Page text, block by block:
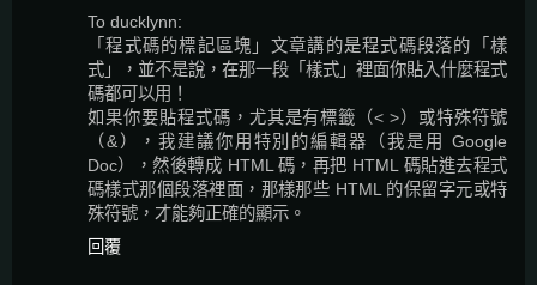
To ducklynn:
「程式碼的標記區塊」文章講的是程式碼段落的「樣
式」，並不是說，在那一段「樣式」裡面你貼入什麼程式
碼都可以用！
如果你要貼程式碼，尤其是有標籤（< >）或特殊符號
（&），我建議你用特別的編輯器（我是用 Google
Doc），然後轉成 HTML 碼，再把 HTML 碼貼進去程式
碼樣式那個段落裡面，那樣那些 HTML 的保留字元或特
殊符號，才能夠正確的顯示。
回覆